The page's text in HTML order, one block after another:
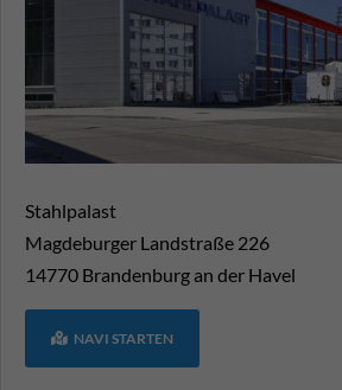
Stahlpalast
Magdeburger Landstraße 226
14770 Brandenburg an der Havel
NAVI STARTEN